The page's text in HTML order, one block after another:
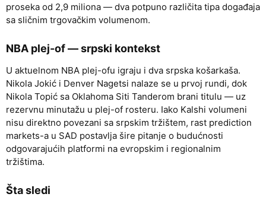
proseka od 2,9 miliona — dva potpuno različita tipa događaja
sa sličnim trgovačkim volumenom.
NBA plej-of — srpski kontekst
U aktuelnom NBA plej-ofu igraju i dva srpska košarkaša.
Nikola Jokić i Denver Nagetsi nalaze se u prvoj rundi, dok
Nikola Topić sa Oklahoma Siti Tanderom brani titulu — uz
rezervnu minutažu u plej-of rosteru. Iako Kalshi volumeni
nisu direktno povezani sa srpskim tržištem, rast prediction
markets-a u SAD postavlja šire pitanje o budućnosti
odgovarajućih platformi na evropskim i regionalnim
tržištima.
Šta sledi